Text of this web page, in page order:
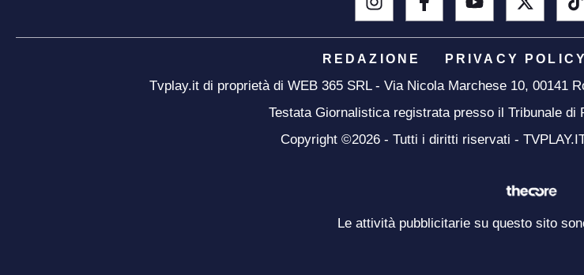
REDAZIONE PRIVACY POLICY
Tvplay.it di proprietà di WEB 365 SRL - Via Nicola Marchese 10, 00141
Testata Giornalistica registrata presso il Tribunale di
Copyright ©2026 - Tutti i diritti riservati -
Le attività pubblicitarie su questo sito